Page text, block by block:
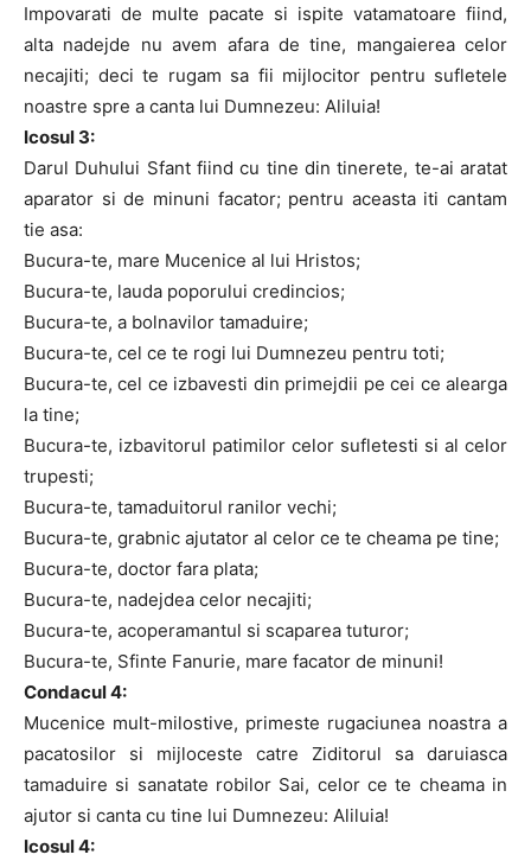
Impovarati de multe pacate si ispite vatamatoare fiind,
alta nadejde nu avem afara de tine, mangaierea celor
necajiti; deci te rugam sa fii mijlocitor pentru sufletele
noastre spre a canta lui Dumnezeu: Aliluia!
Icosul 3:
Darul Duhului Sfant fiind cu tine din tinerete, te-ai aratat
aparator si de minuni facator; pentru aceasta iti cantam
tie asa:
Bucura-te, mare Mucenice al lui Hristos;
Bucura-te, lauda poporului credincios;
Bucura-te, a bolnavilor tamaduire;
Bucura-te, cel ce te rogi lui Dumnezeu pentru toti;
Bucura-te, cel ce izbavesti din primejdii pe cei ce alearga
la tine;
Bucura-te, izbavitorul patimilor celor sufletesti si al celor
trupesti;
Bucura-te, tamaduitorul ranilor vechi;
Bucura-te, grabnic ajutator al celor ce te cheama pe tine;
Bucura-te, doctor fara plata;
Bucura-te, nadejdea celor necajiti;
Bucura-te, acoperamantul si scaparea tuturor;
Bucura-te, Sfinte Fanurie, mare facator de minuni!
Condacul 4:
Mucenice mult-milostive, primeste rugaciunea noastra a
pacatosilor si mijloceste catre Ziditorul sa daruiasca
tamaduire si sanatate robilor Sai, celor ce te cheama in
ajutor si canta cu tine lui Dumnezeu: Aliluia!
Icosul 4: